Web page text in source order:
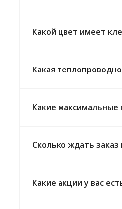
Какой цвет имеет
Какая
Какие максимальные
Сколько ждать заказ
Какие акции у вас